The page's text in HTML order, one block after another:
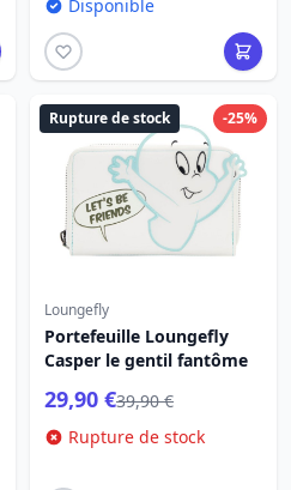
Disponible
-25%
Rupture de stock
Loungefly
Portefeuille Loungefly
Casper le gentil fantôme
29,90 €39,90 €
Rupture de stock